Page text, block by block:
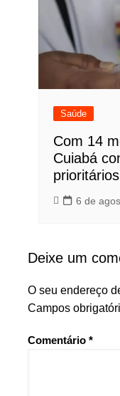
Saúde
Com 14
Cuiabá
6 de
Deixe um
O seu endereço
Campos
Comentário *